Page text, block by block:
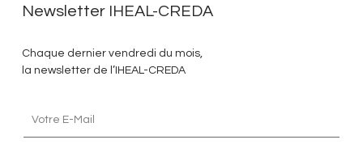
Newsletter IHEAL-CREDA
Chaque dernier vendredi du mois,
la newsletter de l’IHEAL-CREDA